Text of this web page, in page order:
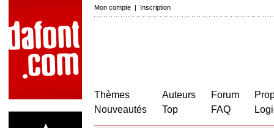
Mon compte | Inscription
Thèmes
Nouveautés
Auteurs
Top
Forum
FAQ